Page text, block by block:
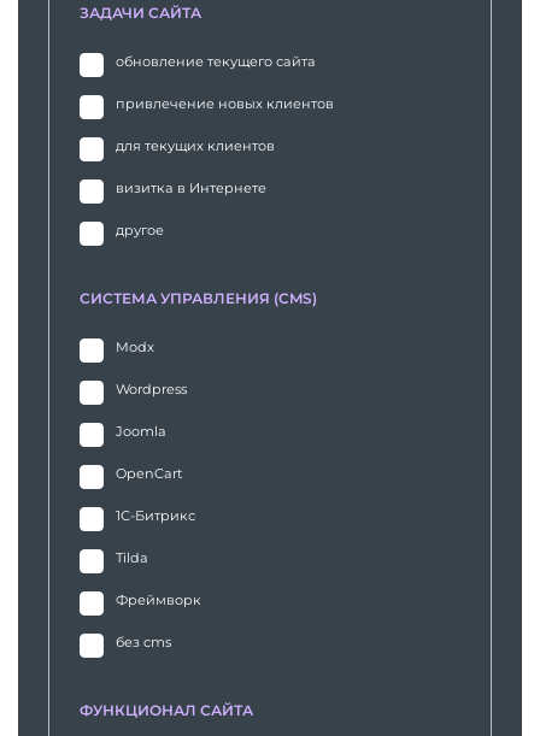
ЗАДАЧИ САЙТА
обновление текущего сайта
привлечение новых клиентов
для текущих клиентов
визитка в Интернете
другое
СИСТЕМА УПРАВЛЕНИЯ (CMS)
Modx
Wordpress
Joomla
OpenCart
1С-Битрикс
Tilda
Фреймворк
без cms
ФУНКЦИОНАЛ САЙТА